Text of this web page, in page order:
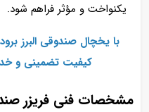
یکنواخت و مؤثر فراهم شود.
با یخچال صندوقی البرز
کیفیت تضمینی و
مشخصات فنی فریزر صندوقی 100 لیتری